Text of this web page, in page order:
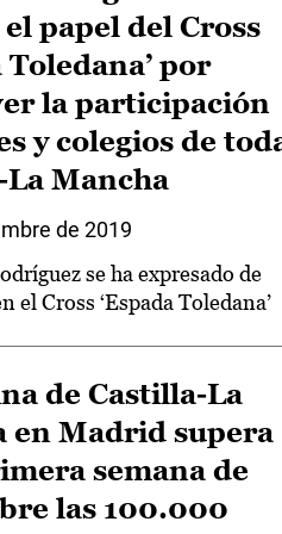
papel del Cross
Toledana’ por
la participación
y colegios de
Mancha
de 2019
se ha expresado de
el Cross ‘Espada Toledana’
de Castilla-La
en Madrid supera
semana de
las 100.000